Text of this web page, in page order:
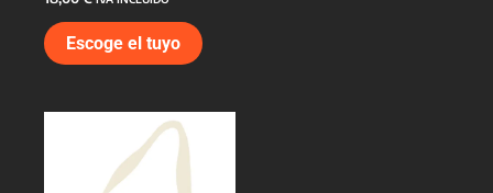
Escoge el tuyo